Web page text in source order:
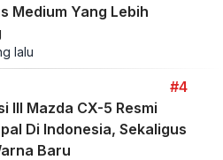
Medium Yang Lebih
lalu
#4
III Mazda CX-5 Resmi
Di Indonesia, Sekaligus
Baru